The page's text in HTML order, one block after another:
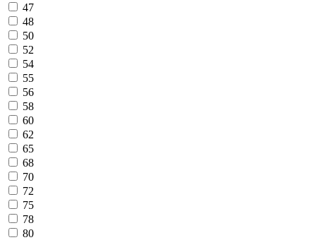
47
48
50
52
54
55
56
58
60
62
65
68
70
72
75
78
80